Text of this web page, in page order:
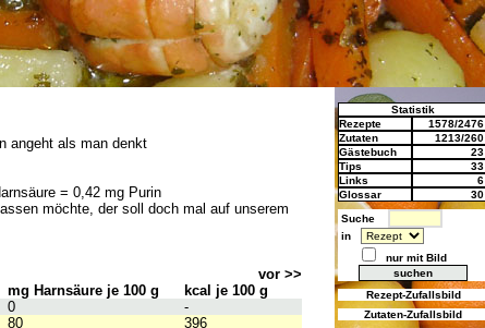
angeht als man denkt
= 0,42 mg Purin
möchte, der soll doch mal auf unserem
vor >>
mg Harnsäure je 100 g
kcal je 100 g
0
-
80
396
Statistik
Rezepte
1578/2476
Zutaten
1213/260
Gästebuch
23
Tips
33
Links
6
Glossar
30
Suche
in
nur mit Bild
Rezept-Zufallsbild
Zutaten-Zufallsbild